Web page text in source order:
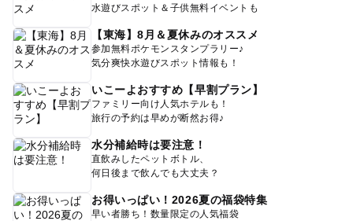
水遊びスポット＆子供無料イベントも
【東海】8月＆夏休みのオススメ
参加無料ポケモンスタンプラリー♪
気分爽快水遊びスポット情報も！
いこーよおすすめ【早割プラン】
ファミリー向け人気ホテルも！
旅行の予約は早めが断然お得♪
水分補給時は要注意！
直飲みしたペットボトル、
何日後まで飲んでも大丈夫？
お得いっぱい！2026夏の福袋特集
早い者勝ち！数量限定の人気福袋